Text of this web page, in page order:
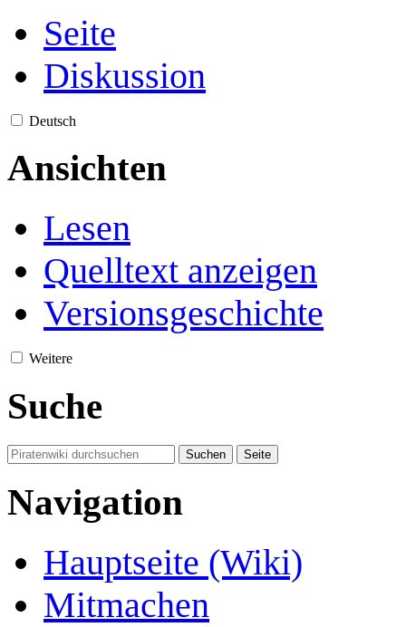
Seite
Diskussion
Deutsch
Ansichten
Lesen
Quelltext anzeigen
Versionsgeschichte
Weitere
Suche
Navigation
Hauptseite (Wiki)
Mitmachen